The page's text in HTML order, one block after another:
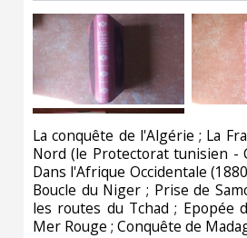
‎La conquête de l'Algérie ; La
Nord (le Protectorat tunisien -
Dans l'Afrique Occidentale
Boucle du Niger ; Prise de
les routes du Tchad ; Epopée
Mer Rouge ; Conquête de